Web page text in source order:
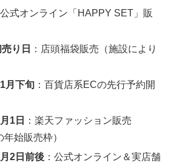
公式オンライン「HAPPY SET」販
り日
：店頭福袋販売（施設により
月下旬 ：百貨店系ECの先行予約開
1日
：楽天ファッション販売
年始販売枠）
2日前後 ：公式オンライン＆実店舗